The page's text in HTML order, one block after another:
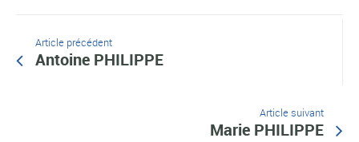
Article précédent
Antoine PHILIPPE
Article suivant
Marie PHILIPPE